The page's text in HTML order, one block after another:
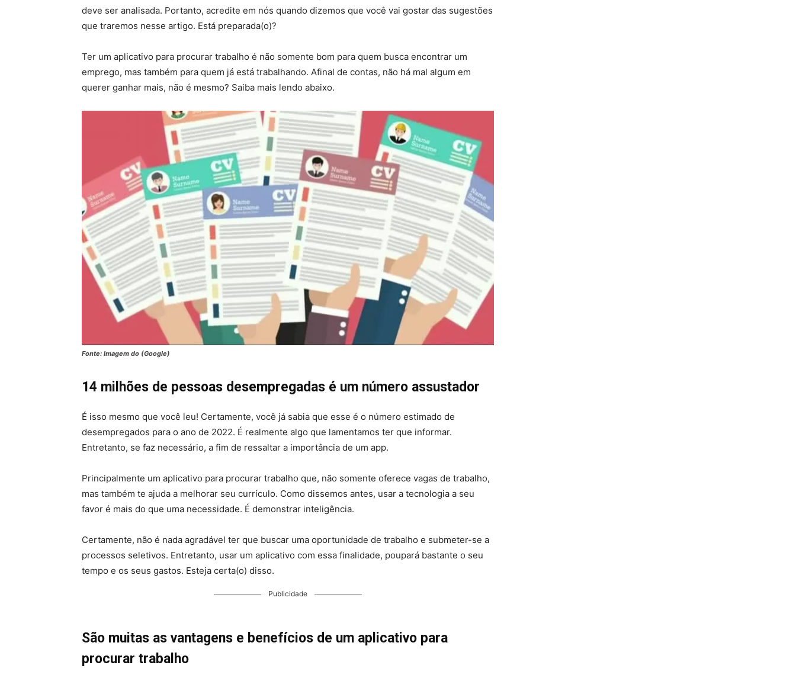
deve ser analisada. Portanto, acredite em nós quando dizemos que você vai gostar das sugestões
que traremos nesse artigo. Está preparada(o)?
Ter um aplicativo para procurar trabalho é não somente bom para quem busca encontrar um
emprego, mas também para quem já está trabalhando. Afinal de contas, não há mal algum em
querer ganhar mais, não é mesmo? Saiba mais lendo abaixo.
Fonte: Imagem do (Google)
14 milhões de pessoas desempregadas é um número assustador
É isso mesmo que você leu! Certamente, você já sabia que esse é o número estimado de
desempregados para o ano de 2022. É realmente algo que lamentamos ter que informar.
Entretanto, se faz necessário, a fim de ressaltar a importância de um app.
Principalmente um aplicativo para procurar trabalho que, não somente oferece vagas de trabalho,
mas também te ajuda a melhorar seu currículo. Como dissemos antes, usar a tecnologia a seu
favor é mais do que uma necessidade. É demonstrar inteligência.
Certamente, não é nada agradável ter que buscar uma oportunidade de trabalho e submeter-se a
processos seletivos. Entretanto, usar um aplicativo com essa finalidade, poupará bastante o seu
tempo e os seus gastos. Esteja certa(o) disso.
Publicidade
São muitas as vantagens e benefícios de um aplicativo para
procurar trabalho